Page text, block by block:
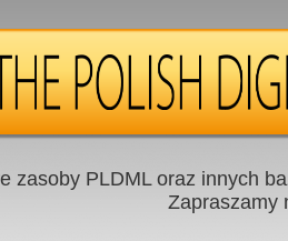
zasoby PLDML oraz innych
Zapraszamy